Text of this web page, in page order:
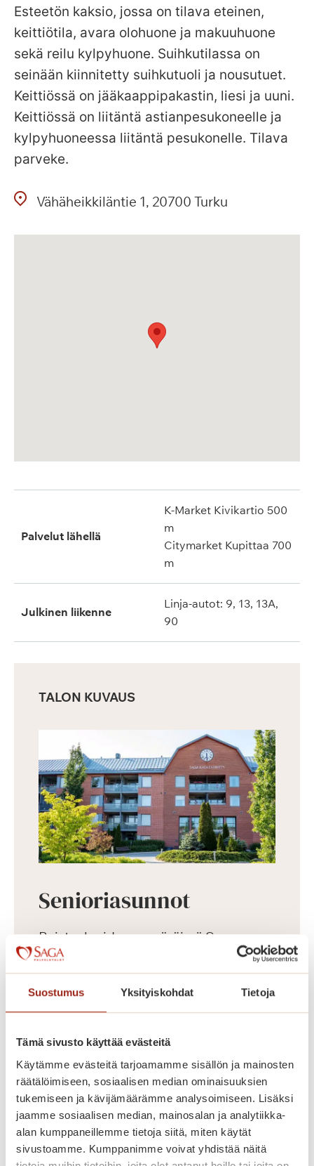
Suostumus Yksityiskohdat Tietoja
Tämä sivusto käyttää evästeitä
Käytämme evästeitä tarjoamamme sisällön ja mainosten
räätälöimiseen, sosiaalisen median ominaisuuksien
tukemiseen ja kävijämäärämme analysoimiseen. Lisäksi
jaamme sosiaalisen median, mainosalan ja analytiikka-
alan kumppaneillemme tietoja siitä, miten käytät
sivustoamme. Kumppanimme voivat yhdistää näitä
Esteetön kaksio, jossa on tilava eteinen,
keittiötila, avara olohuone ja makuuhuone
sekä reilu kylpyhuone. Suihkutilassa on
seinään kiinnitetty suihkutuoli ja nousutuet.
Keittiössä on jääkaappipakastin, liesi ja uuni.
Keittiössä on liitäntä astianpesukoneelle ja
kylpyhuoneessa liitäntä pesukonelle. Tilava
parveke.
Vähäheikkiläntie 1 20700 Turku
Palvelut lähellä
K-Market Kivikartio 500
m
Citymarket Kupittaa 700
m
Julkinen liikenne
Linja-autot: 9, 13, 13A,
90
TALON KUVAUS
Senioriasunnot
Puistoalueiden ympäröimä Saga
Kaskenniitty on rakennettu avarasti.
Kodinomaisessa ja aktiivisessa
palvelutalossa on 207 parvekkeellista
omassa kodissasi, jonka voit sisustaa
mieleiseksesi. Kaikissa
senioriasunnoissa on ilmava
pohjaratkaisu, nykyaikainen keittiö,
esteetön kylpyhuone ja turvapuhelin.
Viihtyisissä yhteistiloissa ovat upeat